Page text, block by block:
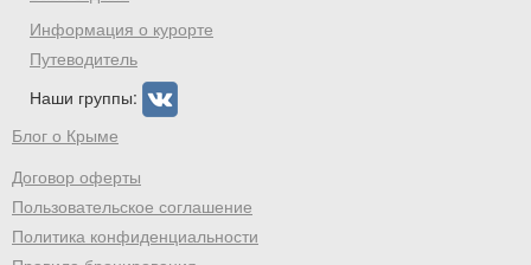
Информация о курорте
Путеводитель
Наши группы:
Блог о Крыме
Договор оферты
Пользовательское соглашение
Политика конфиденциальности